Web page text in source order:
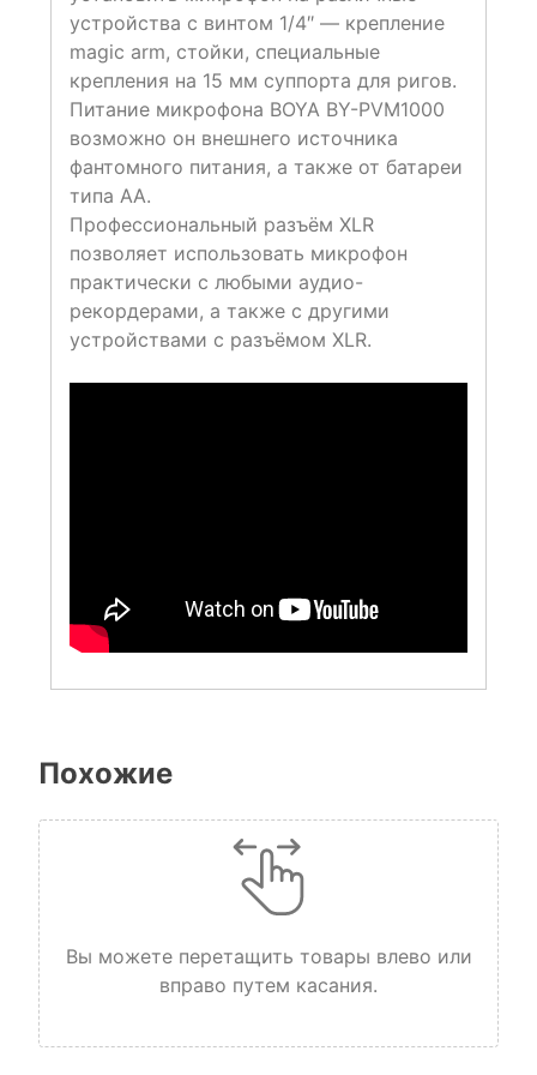
устройства с винтом 1/4″ — крепление
magic arm, стойки, специальные
крепления на 15 мм суппорта для ригов.
Питание микрофона BOYA BY-PVM1000
возможно он внешнего источника
фантомного питания, а также от батареи
типа АА.
Профессиональный разъём XLR
позволяет использовать микрофон
практически с любыми аудио-
рекордерами, а также с другими
устройствами с разъёмом XLR.
Похожие
Вы можете перетащить товары влево или
вправо путем касания.